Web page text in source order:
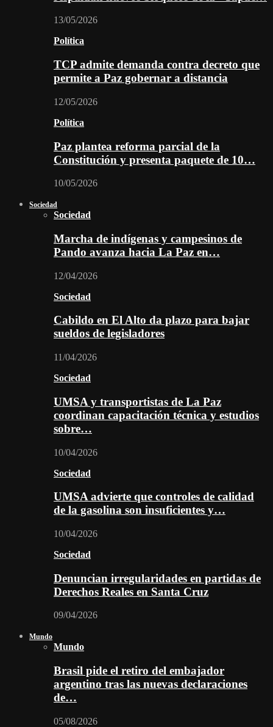
13/05/2026
Política
TCP admite demanda contra decreto que
permite a Paz gobernar a distancia
12/05/2026
Política
Paz plantea reforma parcial de la
Constitución y presenta paquete de 10…
10/05/2026
Sociedad
Sociedad
Marcha de indígenas y campesinos de
Pando avanza hacia La Paz en…
12/04/2026
Sociedad
Cabildo en El Alto da plazo para bajar
sueldos de legisladores
11/04/2026
Sociedad
UMSA y transportistas de La Paz
coordinan capacitación técnica y estudios
sobre…
10/04/2026
Sociedad
UMSA advierte que controles de calidad
de la gasolina son insuficientes y…
10/04/2026
Sociedad
Denuncian irregularidades en partidas de
Derechos Reales en Santa Cruz
09/04/2026
Mundo
Mundo
Brasil pide el retiro del embajador
argentino tras las nuevas declaraciones
de…
05/08/2026